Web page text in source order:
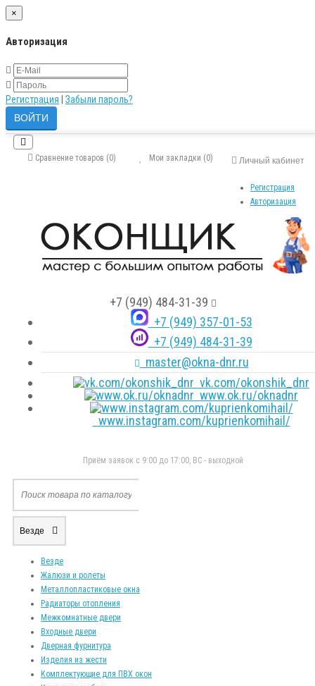
×
Авторизация
Регистрация Забыли пароль?
Личный кабинет
Регистрация
Авторизация
Мои закладки (0)
Сравнение товаров (0)
+7 (949) 484-31-39
+7 (949) 357-01-53
+7 (949) 484-31-39
master@okna-dnr.ru
vk.com/okonshik_dnr
www.ok.ru/oknadnr
www.instagram.com/kuprienkomihail/
Приём заявок с 9:00 до 17:00, ВС - выходной
Везде
Везде
Жалюзи и ролеты
Металлопластиковые окна
Радиаторы отопления
Межкомнатные двери
Входные двери
Дверная фурнитура
Изделия из жести
Комплектующие для ПВХ окон